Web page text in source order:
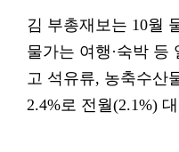
김 부총재보는 10월
물가는 여행·숙박 등
고 석유류, 농축수산
2.4%로 전월(2.1%)